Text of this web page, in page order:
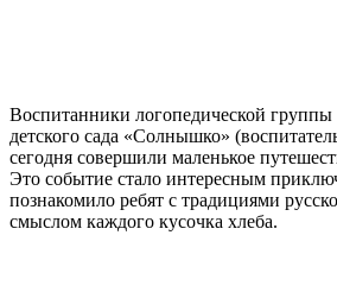
Воспитанники логопедической
детского сада «Солнышко»
сегодня совершили маленькое
Это событие стало интересным
познакомило ребят с традициями
смыслом каждого кусочка хлеба.